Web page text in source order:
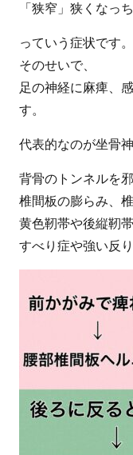
「狭窄」狭くなっ
っていう症状です。
そのせいで、
足の神経に麻痺、
す。
代表的なのが坐骨神
背骨のトンネルを
椎間板の膨らみ、
黄色靭帯や後縦靭
すべり症や強い反